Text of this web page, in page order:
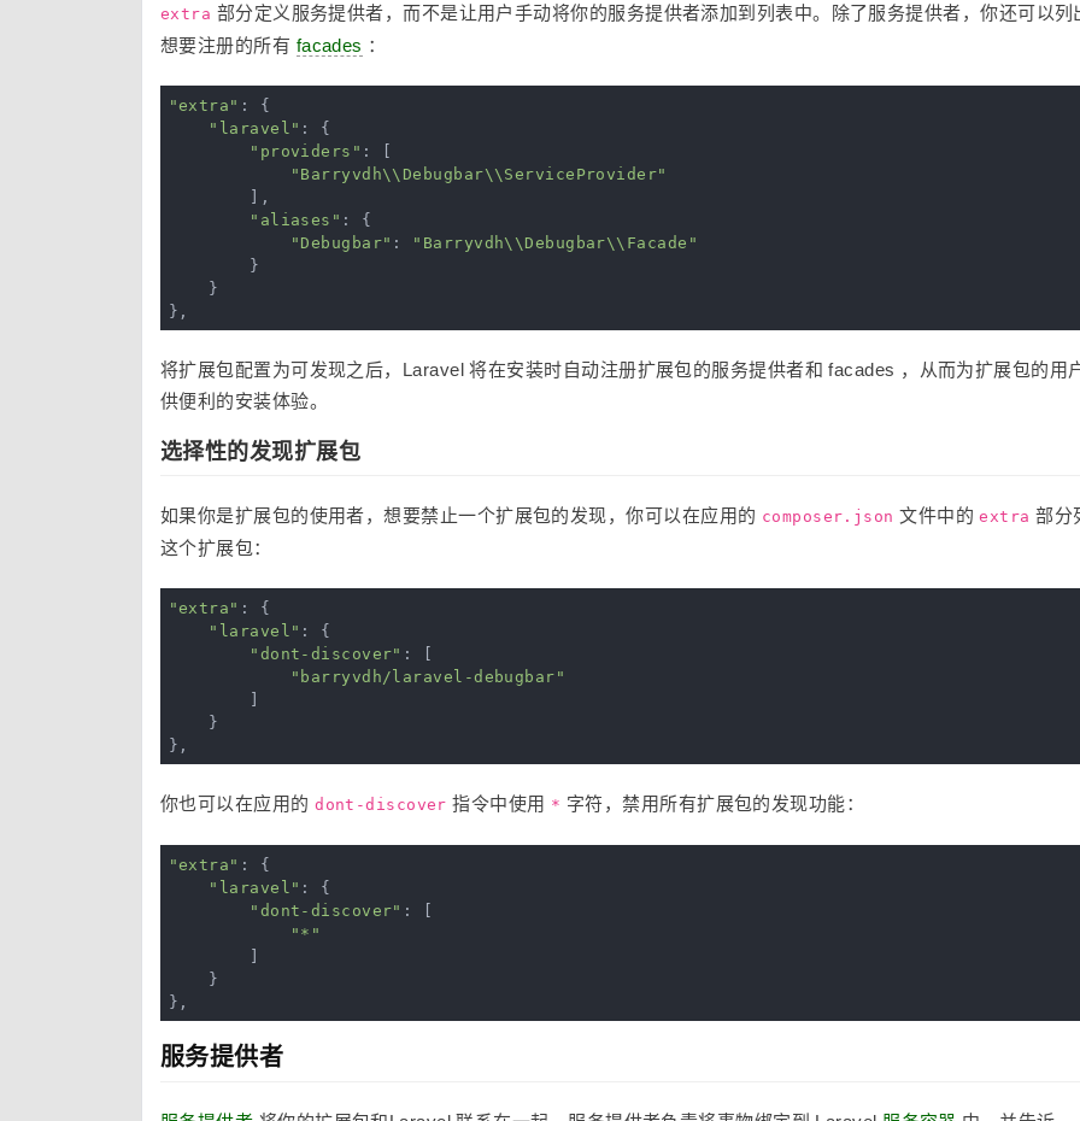
extra 部分定义服务提供者，而不是让用户手动将你的服务提供者添加到列表中。除了服务提供者，你还可以列
想要注册的所有 facades ：
"extra" : {
"laravel" : {
"providers" : [
"Barryvdh\\Debugbar\\ServiceProvider"
        ],
"aliases" : {
"Debugbar" :
"Barryvdh\\Debugbar\\Facade"
        }
    }
将扩展包配置为可发现之后，Laravel 将在安装时自动注册扩展包的服务提供者和 facades ，从而为扩展包的用
供便利的安装体验。
选择性的发现扩展包
如果你是扩展包的使用者，想要禁止一个扩展包的发现，你可以在应用的 composer.json 文件中的extra 部分
这个扩展包：
"extra" : {
"laravel" : {
"dont-discover" : [
"barryvdh/laravel-debugbar"
        ]
    }
你也可以在应用的dont-discover 指令中使用 * 字符，禁用所有扩展包的发现功能：
"extra" : {
"laravel" : {
"dont-discover" : [
"*"
    }
服务提供者